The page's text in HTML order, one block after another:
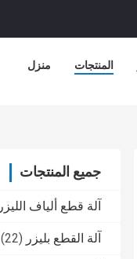
منزل المنتجات
جميع المنتجات
آلة قطع ألياف الليزر
آلة القطع بليزر CO2 (22)